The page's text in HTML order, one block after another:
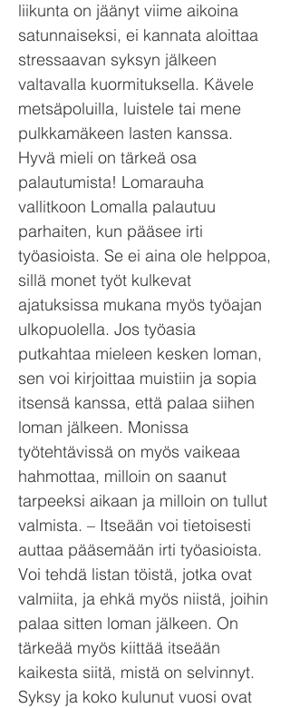
liikunta on jäänyt viime aikoina
satunnaiseksi, ei kannata aloittaa
stressaavan syksyn jälkeen
valtavalla kuormituksella. Kävele
metsäpoluilla, luistele tai mene
pulkkamäkeen lasten kanssa.
Hyvä mieli on tärkeä osa
palautumista! Lomarauha
vallitkoon Lomalla palautuu
parhaiten, kun pääsee irti
työasioista. Se ei aina ole helppoa,
sillä monet työt kulkevat
ajatuksissa mukana myös työajan
ulkopuolella. Jos työasia
putkahtaa mieleen kesken loman,
sen voi kirjoittaa muistiin ja sopia
itsensä kanssa, että palaa siihen
loman jälkeen. Monissa
työtehtävissä on myös vaikeaa
hahmottaa, milloin on saanut
tarpeeksi aikaan ja milloin on tullut
valmista. – ­Itseään voi tietoisesti
auttaa pääsemään irti työasioista.
Voi tehdä listan töistä, jotka ovat
valmiita, ja ehkä myös niistä, joihin
palaa sitten loman jälkeen. On
tärkeää myös kiittää itseään
kaikesta siitä, mistä on selvinnyt.
Syksy ja koko kulunut vuosi ovat